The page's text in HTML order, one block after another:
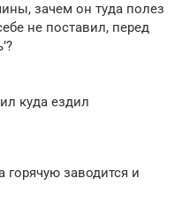
зачем он туда полез
не поставил, перед
куда ездил
заводится и